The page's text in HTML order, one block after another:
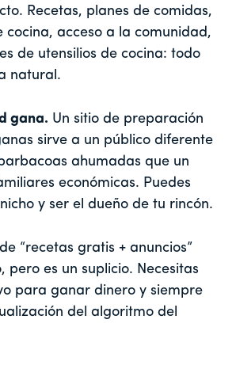
Recetas, planes de comidas,
cocina, acceso a la comunidad,
de utensilios de cocina: todo
natural.
gana. Un sitio de preparación
sirve a un público diferente
ahumadas que un
económicas. Puedes
y ser el dueño de tu rincón.
“recetas gratis + anuncios”
pero es un suplicio. Necesitas
para ganar dinero y siempre
del algoritmo del